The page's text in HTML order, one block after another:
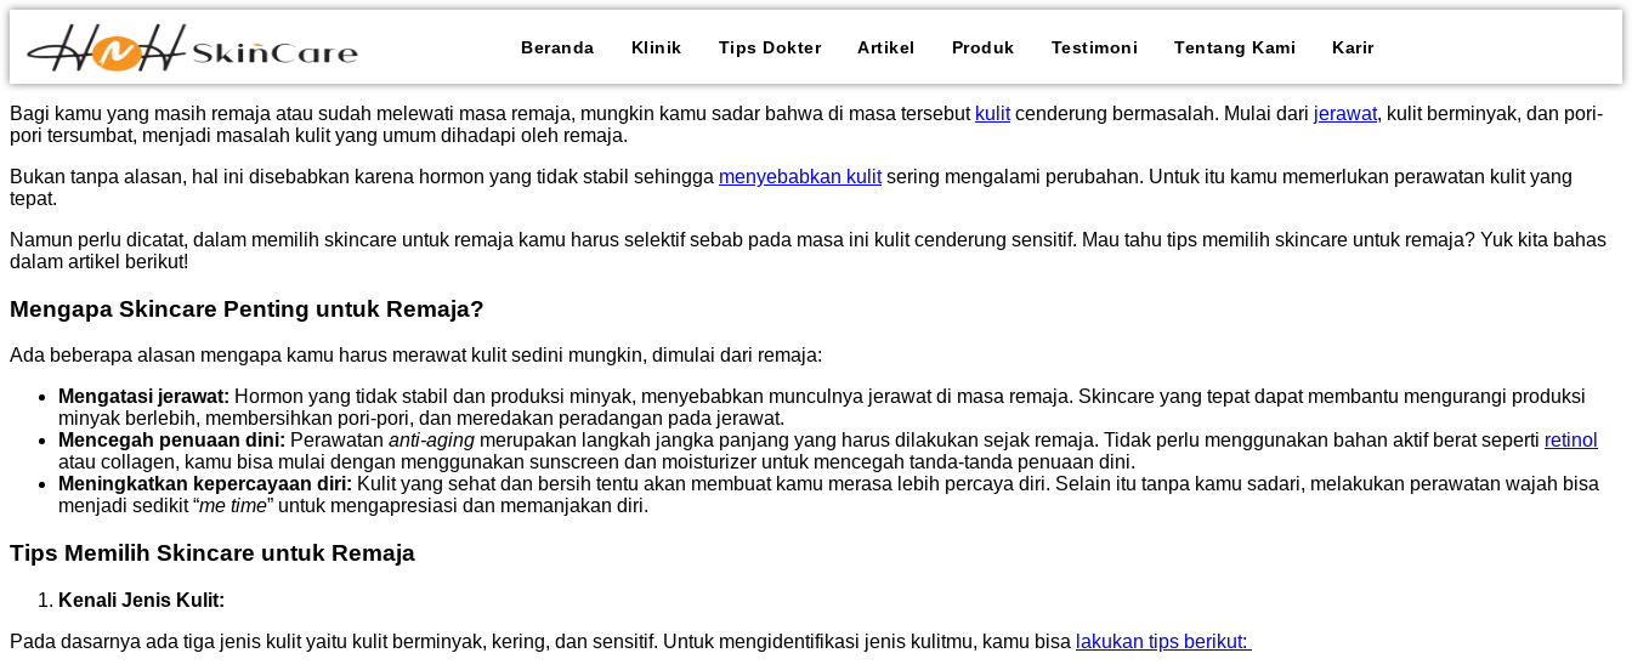
Beranda Klinik Tips Dokter Artikel Produk Testimoni Tentang Kami Karir
Bagi kamu yang masih remaja atau sudah melewati masa remaja, mungkin kamu sadar bahwa di masa tersebut kulitcenderung bermasalah. Mulai dari jerawat, kulit berminyak, dan pori-
pori tersumbat, menjadi masalah kulit yang umum dihadapi oleh remaja.
Bukan tanpa alasan, hal ini disebabkan karena hormon yang tidak stabil sehingga menyebabkan kulitsering mengalami perubahan. Untuk itu kamu memerlukan perawatan kulit yang
tepat.
Namun perlu dicatat, dalam memilih skincare untuk remaja kamu harus selektif sebab pada masa ini kulit cenderung sensitif. Mau tahu tips memilih skincare untuk remaja? Yuk kita bahas
dalam artikel berikut!
Mengapa Skincare Penting untuk Remaja?
Ada beberapa alasan mengapa kamu harus merawat kulit sedini mungkin, dimulai dari remaja:
Mengatasi jerawat: Hormon yang tidak stabil dan produksi minyak, menyebabkan munculnya jerawat di masa remaja. Skincare yang tepat dapat membantu mengurangi produksi
minyak berlebih, membersihkan pori-pori, dan meredakan peradangan pada jerawat.
Mencegah penuaan dini: Perawatan anti-aging merupakan langkah jangka panjang yang harus dilakukan sejak remaja. Tidak perlu menggunakan bahan aktif berat seperti retinol
atau collagen, kamu bisa mulai dengan menggunakan sunscreen dan moisturizer untuk mencegah tanda-tanda penuaan dini.
Meningkatkan kepercayaan diri: Kulit yang sehat dan bersih tentu akan membuat kamu merasa lebih percaya diri. Selain itu tanpa kamu sadari, melakukan perawatan wajah bisa
menjadi sedikit “me time” untuk mengapresiasi dan memanjakan diri.
Tips Memilih Skincare untuk Remaja
Kenali Jenis Kulit:
Pada dasarnya ada tiga jenis kulit yaitu kulit berminyak, kering, dan sensitif. Untuk mengidentifikasi jenis kulitmu, kamu bisa lakukan tips berikut: